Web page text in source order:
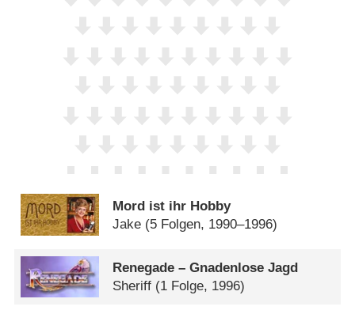
Mord ist ihr Hobby
Jake (5 Folgen, 1990–1996)
Renegade – Gnadenlose Jagd
Sheriff (1 Folge, 1996)